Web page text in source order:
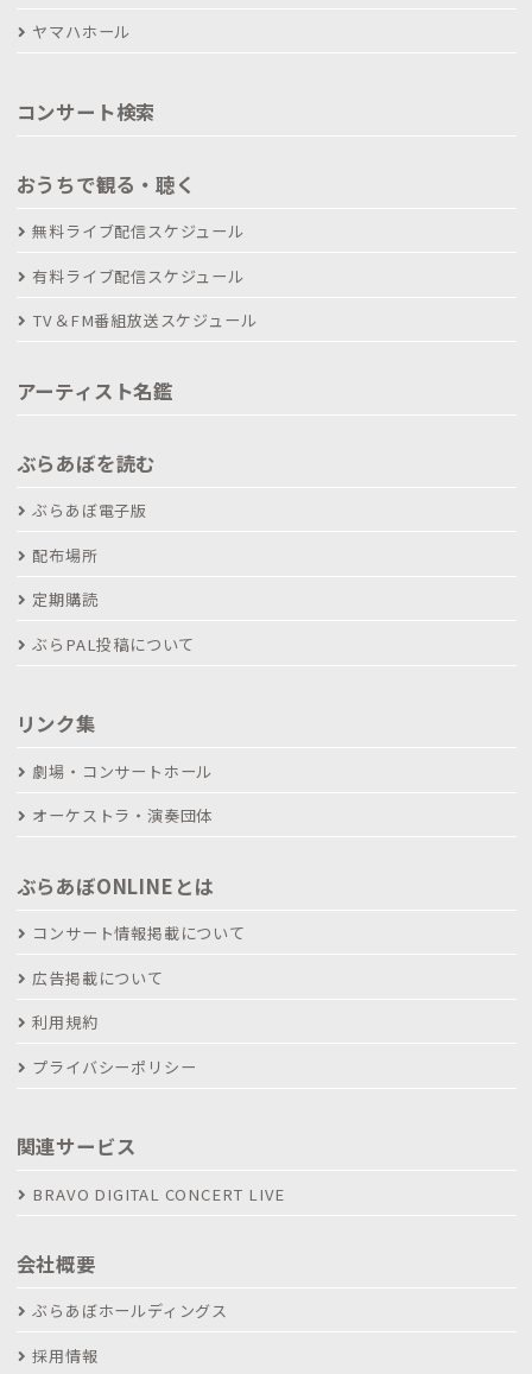
ヤマハホール
コンサート検索
おうちで観る・聴く
無料ライブ配信スケジュール
有料ライブ配信スケジュール
TV＆FM番組放送スケジュール
アーティスト名鑑
ぶらあぼを読む
ぶらあぼ電子版
配布場所
定期購読
ぶらPAL投稿について
リンク集
劇場・コンサートホール
オーケストラ・演奏団体
ぶらあぼONLINEとは
コンサート情報掲載について
広告掲載について
利用規約
プライバシーポリシー
関連サービス
BRAVO DIGITAL CONCERT LIVE
会社概要
ぶらあぼホールディングス
採用情報